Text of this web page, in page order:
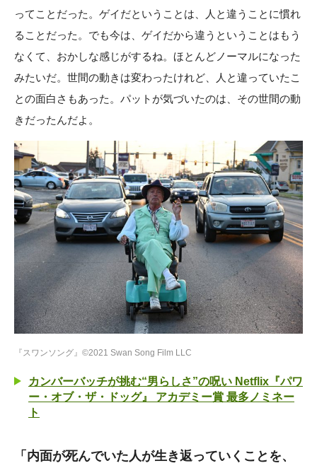
ってことだった。ゲイだということは、人と違うことに慣れ
ることだった。でも今は、ゲイだから違うということはもう
なくて、おかしな感じがするね。ほとんどノーマルになった
みたいだ。世間の動きは変わったけれど、人と違っていたこ
との面白さもあった。パットが気づいたのは、その世間の動
きだったんだよ。
『スワンソング』©2021 Swan Song Film LLC
カンバーバッチが挑む“男らしさ”の呪い Netflix『パワ
ー・オブ・ザ・ドッグ』 アカデミー賞 最多ノミネー
ト
「内面が死んでいた人が生き返っていくことを、